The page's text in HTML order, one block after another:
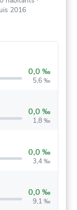
2016
0,0 ‰
5,6 ‰
0,0 ‰
1,8 ‰
0,0 ‰
3,4 ‰
0,0 ‰
9,1 ‰